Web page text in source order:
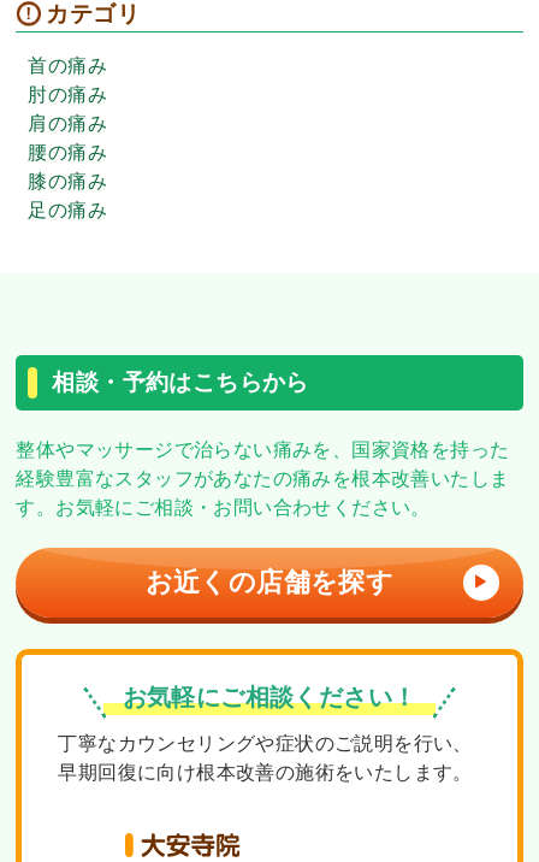
カテゴリ
首の痛み
肘の痛み
肩の痛み
腰の痛み
膝の痛み
足の痛み
相談・予約はこちらから
整体やマッサージで治らない痛みを、
国家資格を持った
経験豊富なスタッフがあなたの痛みを根本改善いたしま
す。 お気軽にご相談・お問い合わせください。
お近くの店舗を探す ▶
お気軽にご相談ください！
丁寧なカウンセリングや症状のご説明を行い、
早期回復に向け根本改善の施術をいたします。